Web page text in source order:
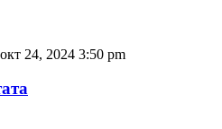
24, 2024 3:50 pm